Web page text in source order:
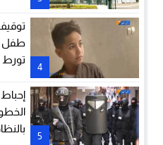
4
طفل
تورط
5